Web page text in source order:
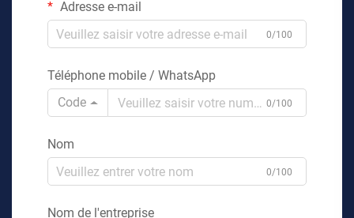
Adresse e-mail
0/100
Téléphone mobile / WhatsApp
Code
0/100
Nom
0/100
Nom de l'entreprise